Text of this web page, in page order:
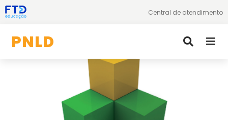
Central de atendimento
PNLD
Ensino Fundamental
Ensino Médio